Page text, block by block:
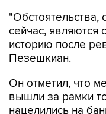
"Обстоятельства,
сейчас,
историю после
Пезешкиан.
Он отметил, что
вышли за рамки
нацелились на